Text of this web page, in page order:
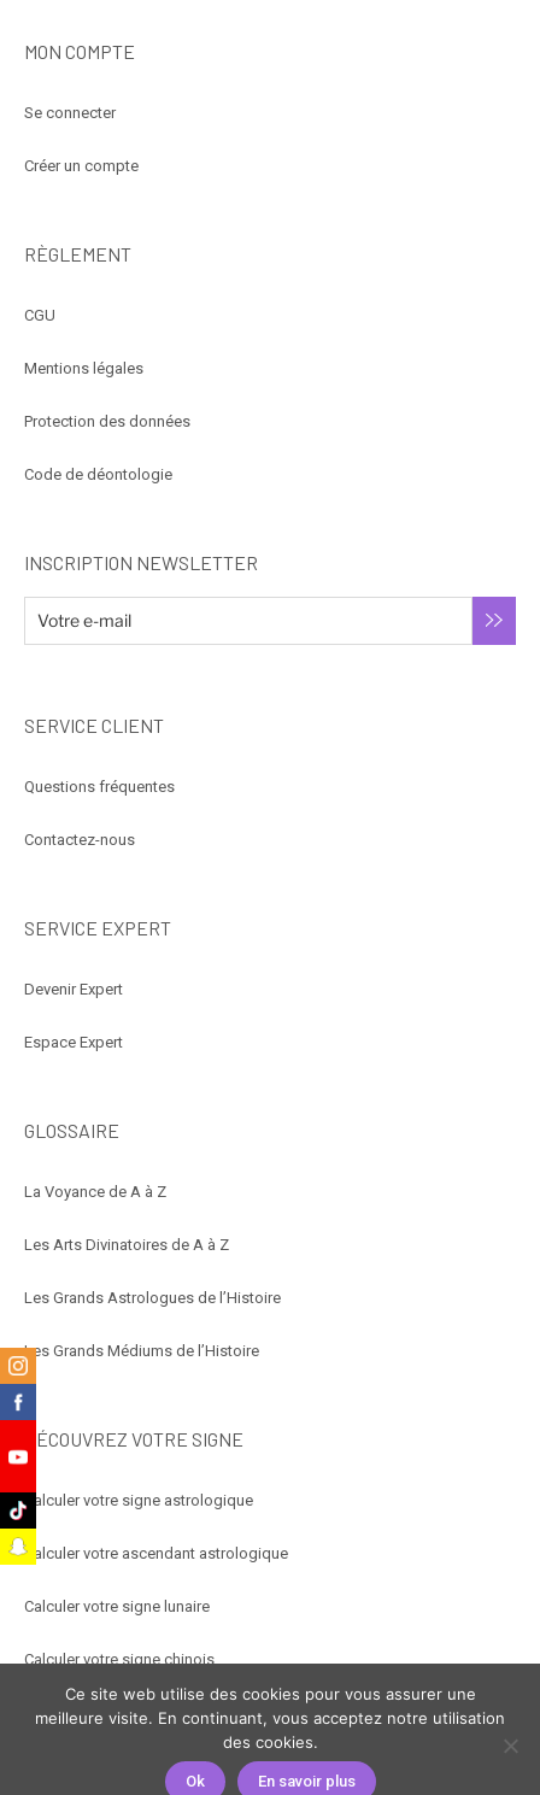
MON COMPTE
Se connecter
Créer un compte
RÈGLEMENT
CGU
Mentions légales
Protection des données
Code de déontologie
INSCRIPTION NEWSLETTER
SERVICE CLIENT
Questions fréquentes
Contactez-nous
SERVICE EXPERT
Devenir Expert
Espace Expert
GLOSSAIRE
La Voyance de A à Z
Les Arts Divinatoires de A à Z
Les Grands Astrologues de l’Histoire
Les Grands Médiums de l’Histoire
DÉCOUVREZ VOTRE SIGNE
Calculer votre signe astrologique
Calculer votre ascendant astrologique
Calculer votre signe lunaire
Calculer votre signe chinois
Calculer votre signe arabe
Ce site web utilise des cookies pour vous assurer une
meilleure visite. En continuant, vous acceptez notre utilisation
des cookies.
Ok En savoir plus